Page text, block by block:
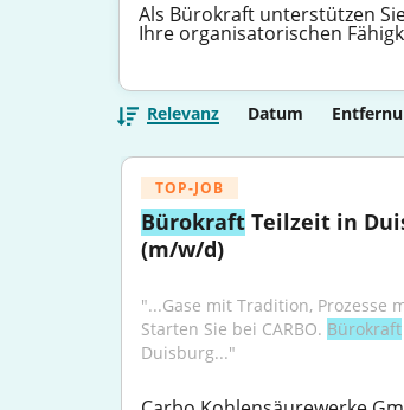
Als Bürokraft unterstützen
Ihre organisatorischen
Relevanz Datum
TOP-JOB
Bürokraft Teilzeit in
(m/w/d)
"...Gase mit Tradition, Prozesse
Starten Sie bei CARBO. Bürokraft
Duisburg..."